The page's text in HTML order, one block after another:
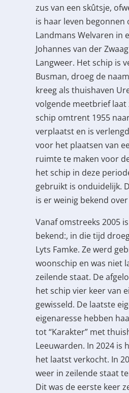
zus van een skûtsje,
is haar leven begonnen
Landmans Welvaren in
Johannes van der
Langweer. Het schip is
Busman, droeg de
kreeg als thuishaven
volgende meetbrief
schip omtrent 1955
verplaatst en is
voor het plaatsen van
ruimte te maken voor
het schip in deze
gebruikt is onduidelijk.
is er weinig bekend
Vanaf omstreeks 2005
bekend:, in die tijd
Lyts Famke. Ze werd
woonschip en was niet
zeilende staat. De
het schip vier keer van
gewisseld. De laatste
eigenaresse hebben
tot “Karakter” met
Leeuwarden. In 2024 is
het laatst verkocht. In
weer in zeilende staat
Dit was de eerste keer